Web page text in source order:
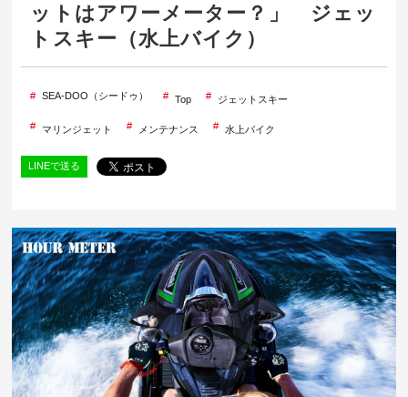
ットはアワーメーター？」 ジェッ
トスキー（水上バイク）
SEA-DOO（シードゥ） Top ジェットスキー
マリンジェット メンテナンス 水上バイク
LINEで送る